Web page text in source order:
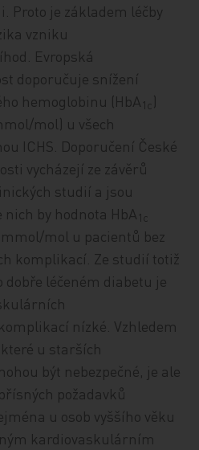
Proto je základem léčby
vzniku
Evropská
doporučuje snížení
hemoglobinu (HbA 1c )
mol) u všech
ICHS. Doporučení České
vycházejí ze závěrů
studií a jsou
by hodnota HbA 1c
mol u pacientů bez
komplikací. Ze studií totiž
dobře léčeném diabetu je
nízké. Vzhledem
u starších
být nebezpečné, je ale
požadavků
u osob vyššího věku
kardiovaskulárním